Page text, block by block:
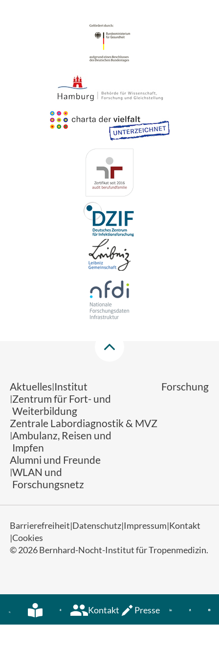
Kontakt Presse
Aktuelles Institut
Forschung
Zentrum für Fort- und
Weiterbildung
Zentrale Labordiagnostik & MVZ
Ambulanz, Reisen und
Impfen
Alumni und Freunde
WLAN und
Forschungsnetz
© 2026 Bernhard-Nocht-Institut für Tropenmedizin.
Barrierefreiheit Datenschutz Impressum Kontakt
Cookies